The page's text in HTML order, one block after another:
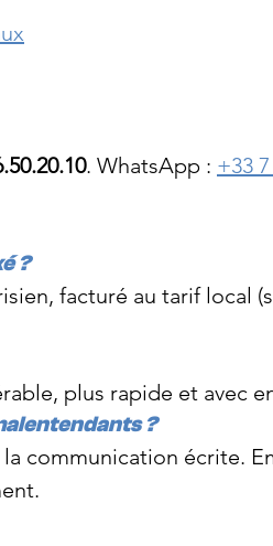
. WhatsApp : +33
?
facturé au tarif local
plus rapide et avec
?
communication écrite.